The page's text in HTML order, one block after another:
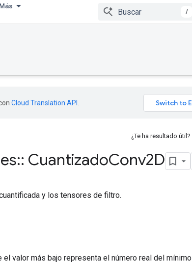
Más
/
Cloud Translation API
¿Te ha resultado útil?
:: CuantizadoConv2D
y los tensores de filtro.
valor más bajo representa el número real del mínimo